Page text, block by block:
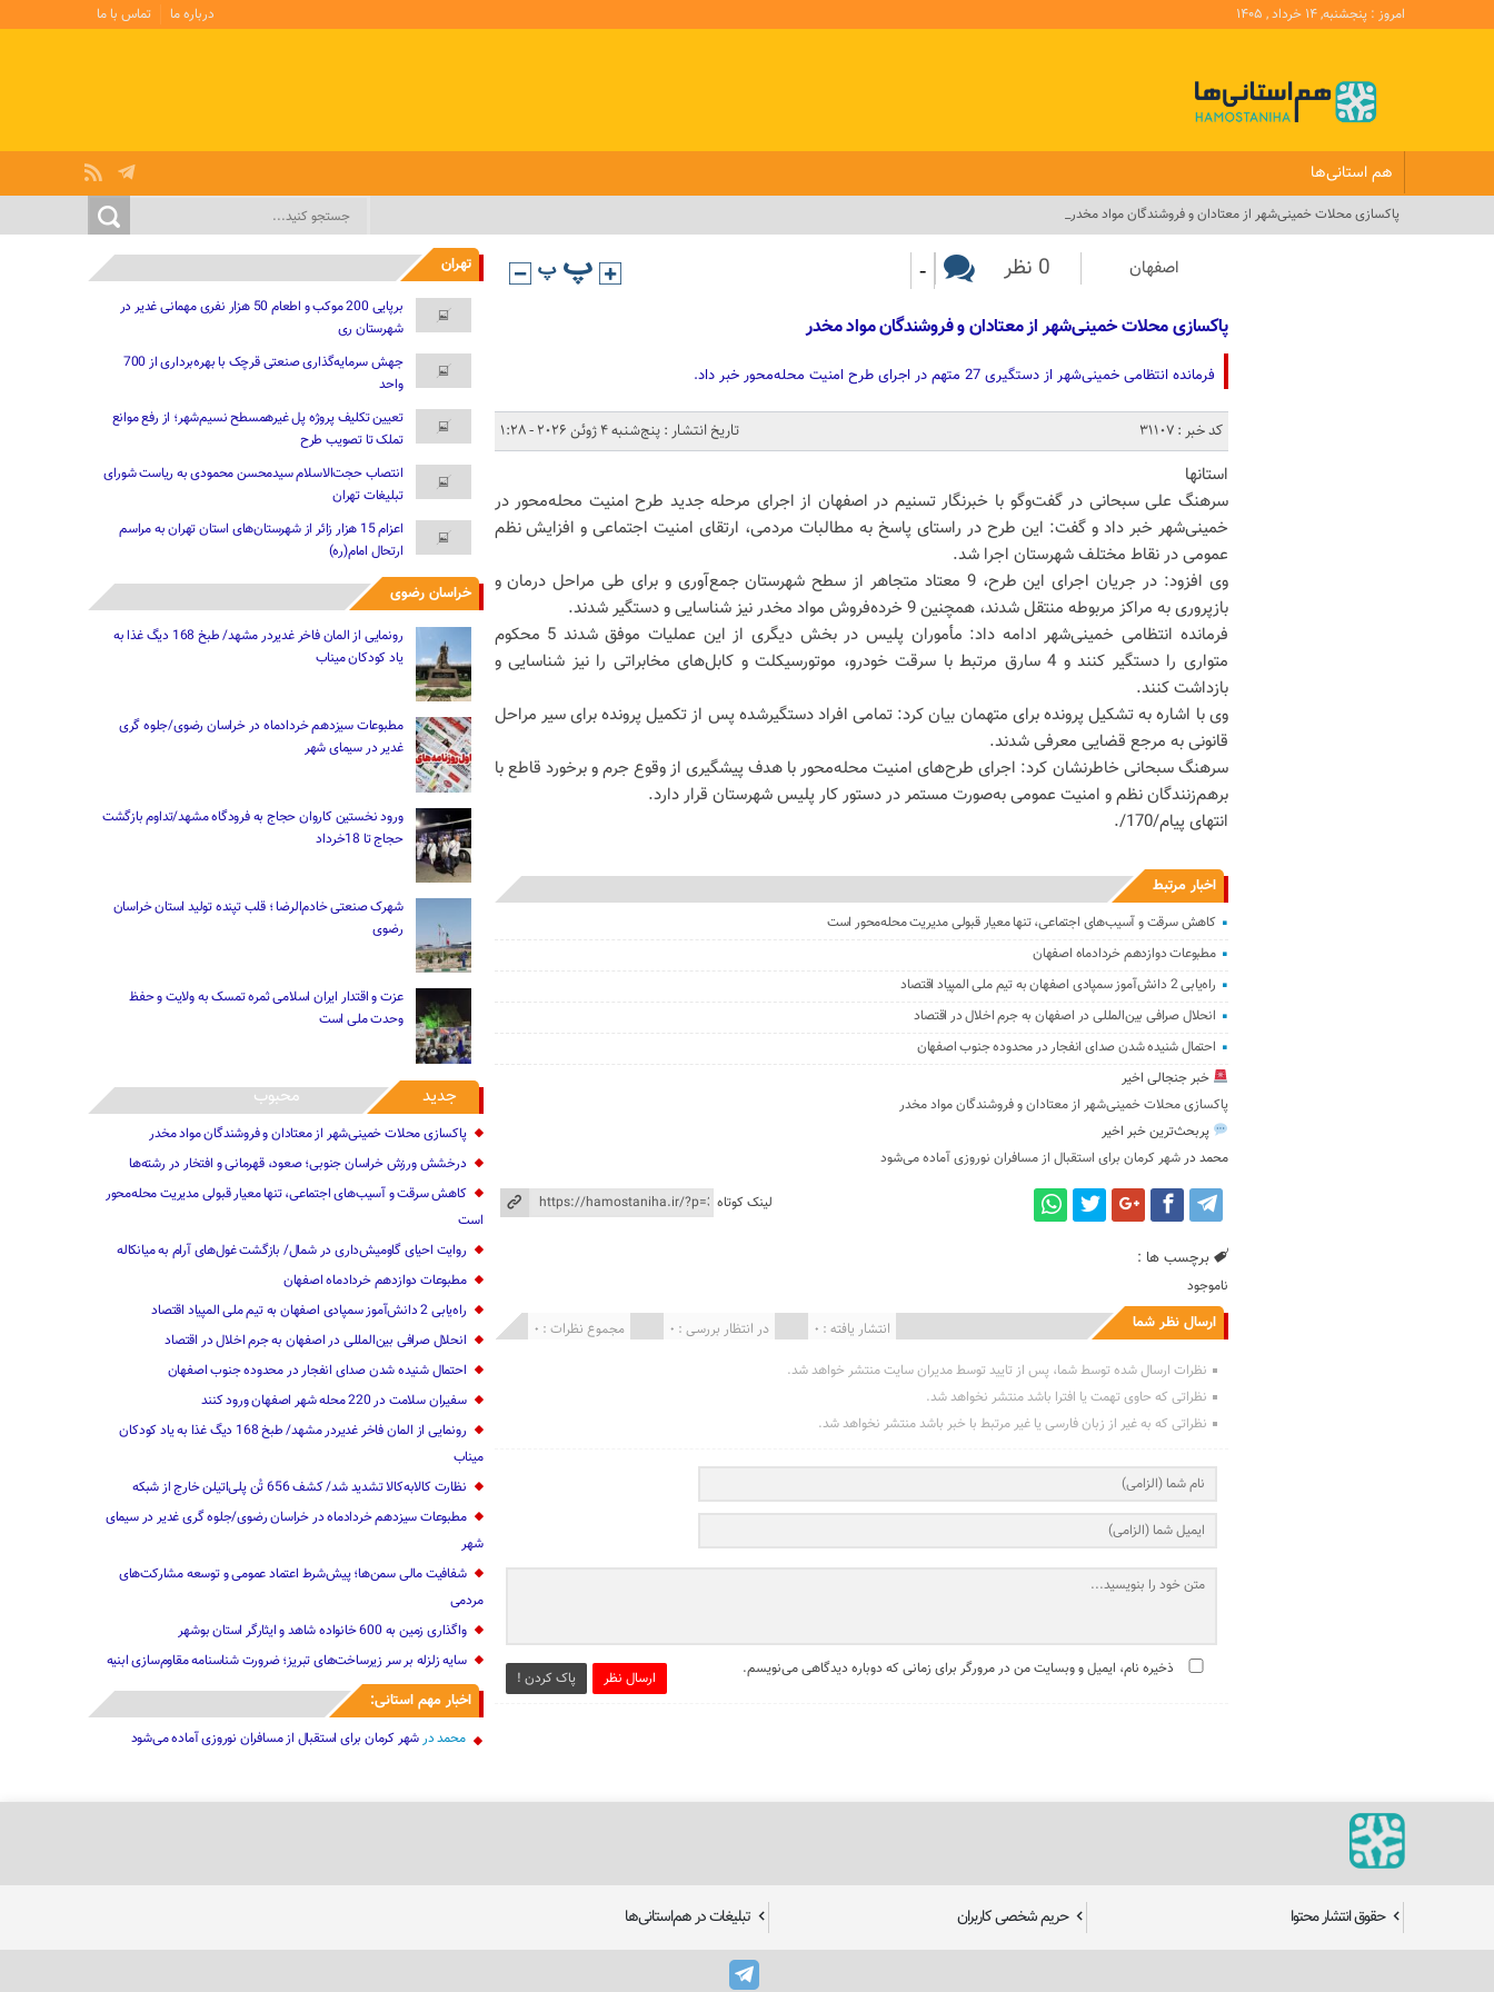
امروز : پنجشنبه, ۱۴ خرداد , ۱۴۰۵ درباره ما تماس با ما
هم استانی‌ها
پاکسازی محلات خمینی‌شهر از معتادان و فروشندگان مواد مخدر_
اصفهان 0 نظر -
پاکسازی محلات خمینی‌شهر از معتادان و فروشندگان مواد مخدر
فرمانده انتظامی خمینی‌شهر از دستگیری 27 متهم در اجرای طرح امنیت محله‌محور خبر داد.
کد خبر : 31107
تاریخ انتشار : پنج‌شنبه 4 ژوئن 2026 - 1:28
استانها
سرهنگ علی سبحانی در گفت‌وگو با خبرنگار تسنیم در اصفهان از اجرای مرحله جدید طرح امنیت محله‌محور در
خمینی‌شهر خبر داد و گفت: این طرح در راستای پاسخ به مطالبات مردمی، ارتقای امنیت اجتماعی و افزایش نظم
عمومی در نقاط مختلف شهرستان اجرا شد.
وی افزود: در جریان اجرای این طرح، 9 معتاد متجاهر از سطح شهرستان جمع‌آوری و برای طی مراحل درمان و
بازپروری به مراکز مربوطه منتقل شدند، همچنین 9 خرده‌فروش مواد مخدر نیز شناسایی و دستگیر شدند.
فرمانده انتظامی خمینی‌شهر ادامه داد: مأموران پلیس در بخش دیگری از این عملیات موفق شدند 5 محکوم
متواری را دستگیر کنند و 4 سارق مرتبط با سرقت خودرو، موتورسیکلت و کابل‌های مخابراتی را نیز شناسایی و
بازداشت کنند.
وی با اشاره به تشکیل پرونده برای متهمان بیان کرد: تمامی افراد دستگیرشده پس از تکمیل پرونده برای سیر مراحل
قانونی به مرجع قضایی معرفی شدند.
سرهنگ سبحانی خاطرنشان کرد: اجرای طرح‌های امنیت محله‌محور با هدف پیشگیری از وقوع جرم و برخورد قاطع با
برهم‌زنندگان نظم و امنیت عمومی به‌صورت مستمر در دستور کار پلیس شهرستان قرار دارد.
انتهای پیام/170/.
اخبار مرتبط
کاهش سرقت و آسیب‌های اجتماعی، تنها معیار قبولی مدیریت محله‌محور است
مطبوعات دوازدهم خردادماه اصفهان
راه‌یابی 2 دانش‌آموز سمپادی اصفهان به تیم ملی المپیاد اقتصاد
انحلال صرافی بین‌المللی در اصفهان به جرم اخلال در اقتصاد
احتمال شنیده شدن صدای انفجار در محدوده جنوب اصفهان
خبر جنجالی اخیر
پاکسازی محلات خمینی‌شهر از معتادان و فروشندگان مواد مخدر
پربحث‌ترین خبر اخیر
محمد درشهر کرمان برای استقبال از مسافران نوروزی آماده می‌شود
لینک کوتاه
برچسب ها :
ناموجود
ارسال نظر شما مجموع نظرات : 0 در انتظار بررسی : 0 انتشار یافته : 0
نظرات ارسال شده توسط شما، پس از تایید توسط مدیران سایت منتشر خواهد شد.
نظراتی که حاوی تهمت یا افترا باشد منتشر نخواهد شد.
نظراتی که به غیر از زبان فارسی یا غیر مرتبط با خبر باشد منتشر نخواهد شد.
ارسال نظر پاک کردن ! ذخیره نام، ایمیل و وبسایت من در مرورگر برای زمانی که دوباره دیدگاهی می‌نویسم.
تهران
برپایی 200 موکب و اطعام 50 هزار نفری مهمانی غدیر در
شهرستان ری
جهش سرمایه‌گذاری صنعتی قرچک با بهره‌برداری از 700
واحد
تعیین تکلیف پروژه پل غیرهمسطح نسیم‌شهر؛ از رفع موانع
تملک تا تصویب طرح
انتصاب حجت‌الاسلام سیدمحسن محمودی به ریاست شورای
تبلیغات تهران
اعزام 15 هزار زائر از شهرستان‌های استان تهران به مراسم
ارتحال امام(ره)
خراسان رضوی
رونمایی از المان فاخر غدیردر مشهد/ طبخ 168 دیگ غذا به
یاد کودکان میناب
مطبوعات سیزدهم خردادماه در خراسان رضوی/جلوه گری
غدیر در سیمای شهر
ورود نخستین کاروان حجاج به فرودگاه مشهد/تداوم بازگشت
حجاج تا 18خرداد
شهرک صنعتی خادم‌الرضا ؛ قلب تپنده تولید استان خراسان
رضوی
عزت و اقتدار ایران اسلامی ثمره تمسک به ولایت و حفظ
وحدت ملی است
جدید محبوب
پاکسازی محلات خمینی‌شهر از معتادان و فروشندگان مواد مخدر
درخشش ورزش خراسان جنوبی؛ صعود، قهرمانی و افتخار در رشته‌ها
کاهش سرقت و آسیب‌های اجتماعی، تنها معیار قبولی مدیریت محله‌محور
است
روایت احیای گاومیش‌داری در شمال/ بازگشت غول‌های آرام به میانکاله
مطبوعات دوازدهم خردادماه اصفهان
راه‌یابی 2 دانش‌آموز سمپادی اصفهان به تیم ملی المپیاد اقتصاد
انحلال صرافی بین‌المللی در اصفهان به جرم اخلال در اقتصاد
احتمال شنیده شدن صدای انفجار در محدوده جنوب اصفهان
سفیران سلامت در 220 محله شهر اصفهان ورود کنند
رونمایی از المان فاخر غدیردر مشهد/ طبخ 168 دیگ غذا به یاد کودکان
میناب
نظارت کالا‌به‌کالا تشدید شد/ کشف 656 تُن پلی‌اتیلن خارج از شبکه
مطبوعات سیزدهم خردادماه در خراسان رضوی/جلوه گری غدیر در سیمای
شهر
شفافیت مالی سمن‌ها؛ پیش‌شرط اعتماد عمومی و توسعه مشارکت‌های
مردمی
واگذاری زمین به 600 خانواده شاهد و ایثارگر استان بوشهر
سایه زلزله بر سر زیرساخت‌های تبریز؛ ضرورت شناسنامه مقاوم‌سازی ابنیه
اخبار مهم استانی:
محمددرشهر کرمان برای استقبال از مسافران نوروزی آماده می‌شود
حقوق انتشار محتوا حریم شخصی کاربران تبلیغات در هم‌استانی‌ها